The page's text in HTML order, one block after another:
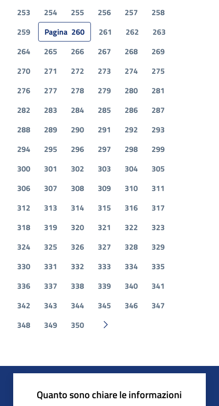
253 254 255 256 257
258
259
Pagina 260 261 262
263
264
265 266 267 268
269
270
271 272 273 274
275
276
277 278 279 280
281
282
283 284 285 286
287
288
289 290 291 292
293
294
295 296 297 298
299
300
301 302 303 304
305
306
307 308 309 310
311
312
313 314 315 316
317
318
319 320 321 322
323
324
325 326 327 328
329
330
331 332 333 334
335
336
337 338 339 340
341
342
343 344 345 346
347
348
349 350 Pagina successiva
Quanto sono chiare le informazioni